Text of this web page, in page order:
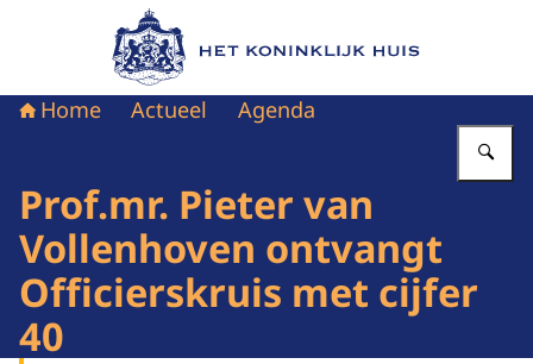
Naar de homepage van Het Koninklijk Huis
Home Actueel Agenda
Prof.mr. Pieter van
Vollenhoven ontvangt
Officierskruis met cijfer
40